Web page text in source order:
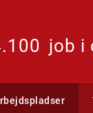
job i